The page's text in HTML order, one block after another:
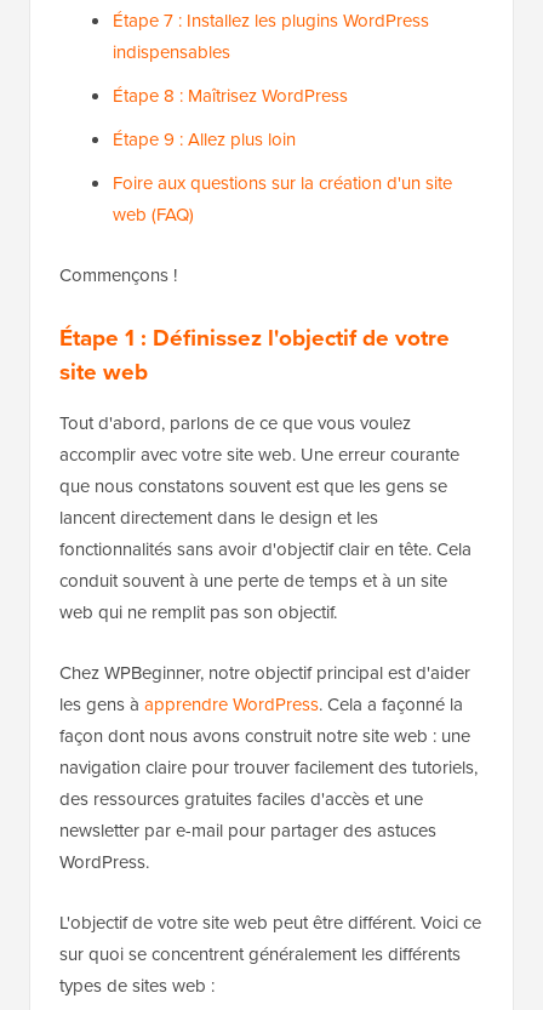
Étape 7 : Installez les plugins WordPress
indispensables
Étape 8 : Maîtrisez WordPress
Étape 9 : Allez plus loin
Foire aux questions sur la création d'un site
web (FAQ)
Commençons !
Étape 1 : Définissez l'objectif de votre
site web
Tout d'abord, parlons de ce que vous voulez
accomplir avec votre site web. Une erreur courante
que nous constatons souvent est que les gens se
lancent directement dans le design et les
fonctionnalités sans avoir d'objectif clair en tête. Cela
conduit souvent à une perte de temps et à un site
web qui ne remplit pas son objectif.
Chez WPBeginner, notre objectif principal est d'aider
les gens à apprendre WordPress. Cela a façonné la
façon dont nous avons construit notre site web : une
navigation claire pour trouver facilement des tutoriels,
des ressources gratuites faciles d'accès et une
newsletter par e-mail pour partager des astuces
WordPress.
L'objectif de votre site web peut être différent. Voici ce
sur quoi se concentrent généralement les différents
types de sites web :